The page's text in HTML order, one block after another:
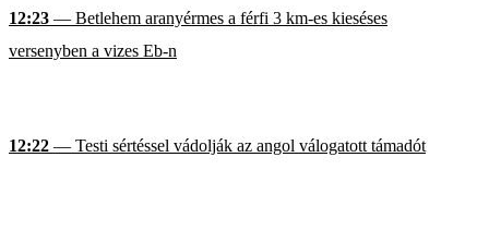
12:23 — Betlehem aranyérmes a férfi 3 km-es kieséses
versenyben a vizes Eb-n
12:22 — Testi sértéssel vádolják az angol válogatott támadót